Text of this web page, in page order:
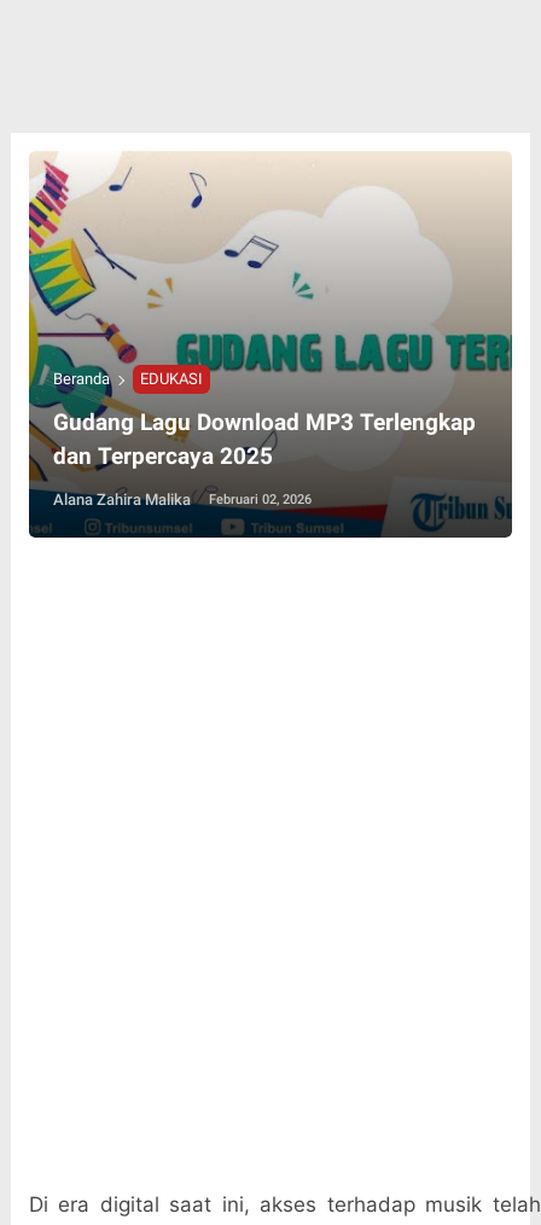
Beranda EDUKASI
Gudang Lagu Download MP3 Terlengkap
dan Terpercaya 2025
Alana Zahira Malika Februari 02, 2026
Di era digital saat ini, akses terhadap musik telah